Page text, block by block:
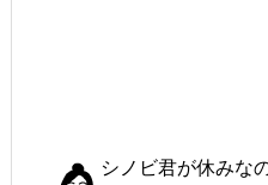
シノビ君が休みな